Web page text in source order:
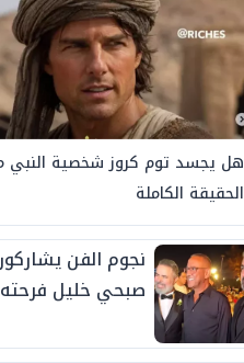
هل يجسد توم كروز شخصية النبي
الحقيقة الكاملة
نجوم الفن
صبحي خليل